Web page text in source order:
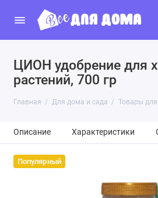
ЦИОН удобрение для
растений, 700 гр
Главная Для дома и сада Товары для
Описание Характеристики
Популярный